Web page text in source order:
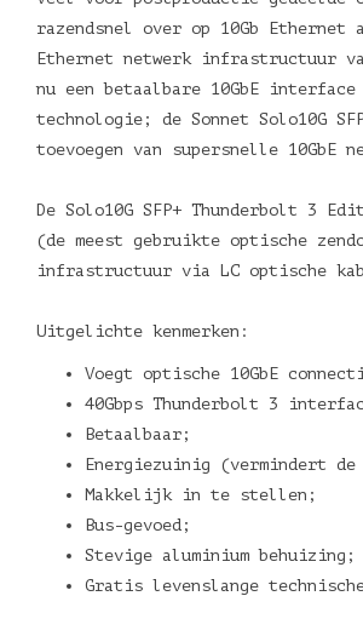
razendsnel over op 10Gb
Ethernet netwerk infrastructuur
nu een betaalbare 10GbE
technologie; de Sonnet Solo10G
toevoegen van supersnelle
De Solo10G SFP+ Thunderbolt 3
(de meest gebruikte optische
infrastructuur via LC optische
Uitgelichte kenmerken:
Voegt optische 10GbE
40Gbps Thunderbolt 3
Betaalbaar;
Energiezuinig (vermindert
Makkelijk in te stellen;
Bus-gevoed;
Stevige aluminium behuizing;
Gratis levenslange